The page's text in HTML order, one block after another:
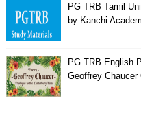
PG TRB Tamil
by Kanchi
PG TRB English
Geoffrey Chaucer